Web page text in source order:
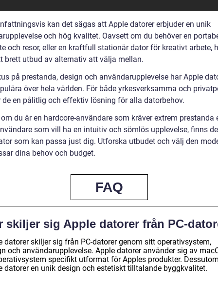
kan det sägas att Apple datorer erbjuder en unik
och hög kvalitet. Oavsett om du behöver en
och resor, eller en kraftfull stationär dator för kreativt arbete,
brett utbud av alternativ att välja mellan.
på prestanda, design och användarupplevelse har Apple
över hela världen. För både yrkesverksamma och
de en pålitlig och effektiv lösning för alla datorbehov.
du är en hardcore-användare som kräver extrem prestanda
som vill ha en intuitiv och sömlös upplevelse, finns
som kan passa just dig. Utforska utbudet och välj den
dina behov och budget.
FAQ
skiljer sig Apple datorer från PC-
datorer skiljer sig från PC-datorer genom sitt operativsystem,
och användarupplevelse. Apple datorer använder sig av
specifikt utformat för Apples produkter.
datorer en unik design och estetiskt tilltalande byggkvalitet.